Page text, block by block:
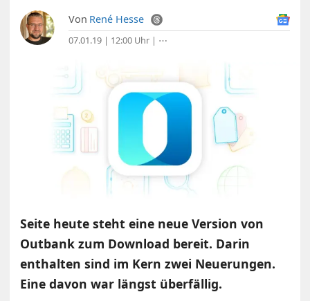
Von René Hesse
07.01.19 | 12:00 Uhr | ⋯
Seite heute steht eine neue Version von
Outbank zum Download bereit. Darin
enthalten sind im Kern zwei Neuerungen.
Eine davon war längst überfällig.